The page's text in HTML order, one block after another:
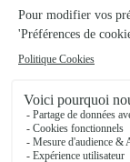
Aubin D’fleurs
★★★★★4.6 (24)
Voir la boutique